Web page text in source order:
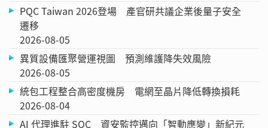
PQC Taiwan 2026登場 產官研共議企業後量子安全
遷移
2026-08-05
異質設備匯聚營運視圖 預測維護降失效風險
2026-08-05
統包工程整合高密度機房 電網至晶片降低轉換損耗
2026-08-04
AI 代理進駐 SOC 資安監控邁向「智動應變」新紀元